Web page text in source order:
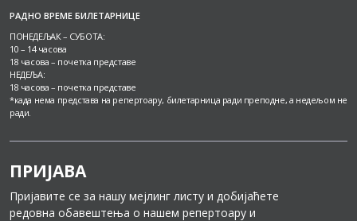
РАДНО ВРЕМЕ БИЛЕТАРНИЦЕ
ПОНЕДЕЉАК – СУБОТА:
10 – 14 часова
18 часова – почетка представе
НЕДЕЉА:
18 часова – почетка представе
*када нема представа на репертоару, билетарница ради преподне, а недељом не
ради.
ПРИЈАВА
Пријавите се за нашу мејлинг листу и добијаћете
редовна обавештења о нашем репертоару и